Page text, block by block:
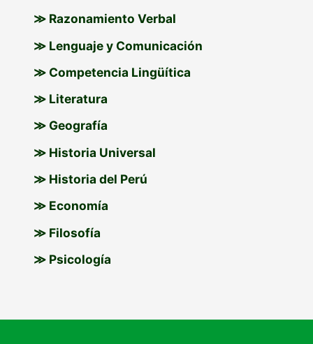
≫ Razonamiento Verbal
≫ Lenguaje y Comunicación
≫ Competencia Lingüítica
≫ Literatura
≫ Geografía
≫ Historia Universal
≫ Historia del Perú
≫ Economía
≫ Filosofía
≫ Psicología